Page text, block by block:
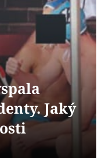
Jaký